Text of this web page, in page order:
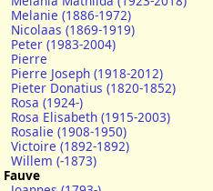
Melanie (1886-1972)
Nicolaas (1869-1919)
Peter (1983-2004)
Pierre
Pierre Joseph (1918-2012)
Pieter Donatius (1820-1852)
Rosa (1924-)
Rosa Elisabeth (1915-2003)
Rosalie (1908-1950)
Victoire (1892-1892)
Willem (-1873)
Fauve